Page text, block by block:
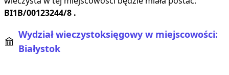
BI1B/00123244/8 .
Wydział wieczystoksięgowy w miejscowości:
Białystok